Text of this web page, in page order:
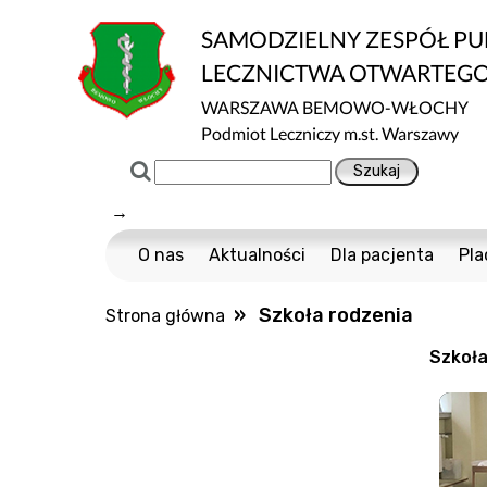
SAMODZIELNY ZESPÓŁ
LECZNICTWA
WARSZAWA BEMOWO-WŁOCHY
Podmiot Leczniczy m.st. Warszawy
→
O nas
Normy ISO
Informacja o wpływie działalności
Aktualności Dla pacjenta
Nawigator
Profilaktyka
Polityka
Strona główna » Szkoła rodzenia